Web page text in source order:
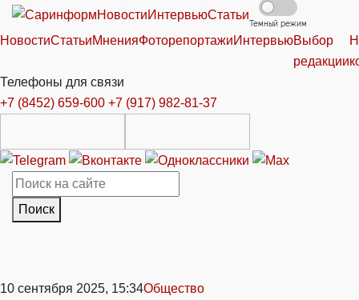
НовостиИнтервьюСтатьи
Темный режим
НовостиСтатьиМненияФоторепортажиИнтервьюВыбор
редакции
Телефоны для связи
+7 (8452) 659-600 +7 (917) 982-81-37
Поиск
10 сентября 2025, 15:34Общество